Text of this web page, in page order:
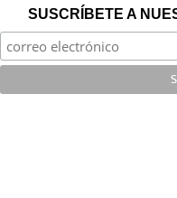
SUSCRÍBETE A